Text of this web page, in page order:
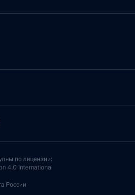
по лицензии:
4.0 International
России